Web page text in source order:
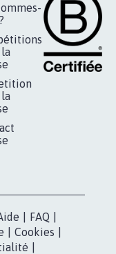
la
la
FAQ
Cookies